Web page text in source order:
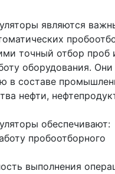
являются
точный отбор проб
оборудования.
в составе
нефти,
обеспечивают:
пробоотборного
выполнения